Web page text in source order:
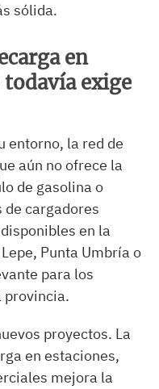
sólida.
en
exige
entorno, la red de
aún no ofrece la
de gasolina o
de cargadores
en la
Punta Umbría o
para los
provincia.
proyectos. La
en estaciones,
mejora la